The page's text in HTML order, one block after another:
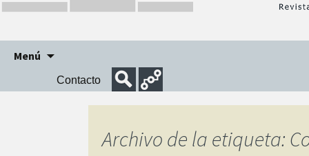
Menú
contenido
Contacto
Archivo de la etiqueta: